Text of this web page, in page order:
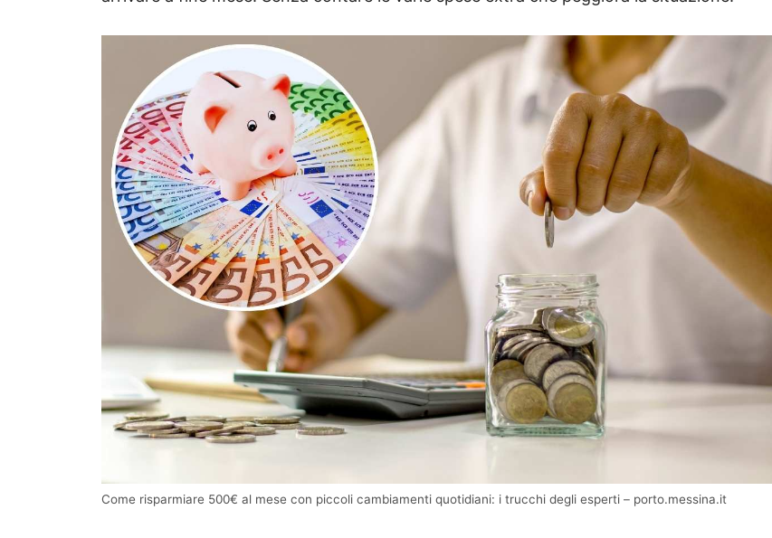
Come risparmiare 500€ al mese con piccoli cambiamenti quotidiani: i trucchi degli esperti – porto.messina.it